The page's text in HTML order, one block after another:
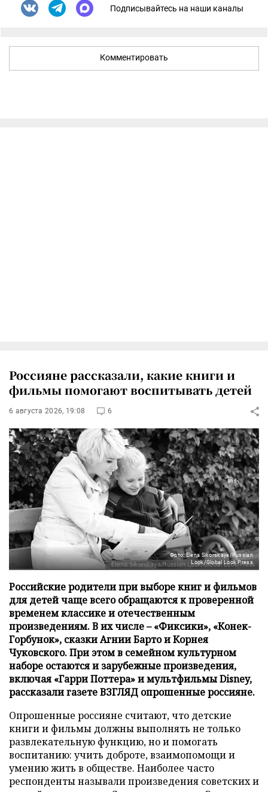
Подписывайтесь на наши каналы
Комментировать
Россияне рассказали, какие книги и
фильмы помогают воспитывать детей
6 августа 2026, 19:08 6
Фото: Elena Sikorskaya/Russian
Look/Global Look Press
Российские родители при выборе книг и фильмов
для детей чаще всего обращаются к проверенной
временем классике и отечественным
произведениям. В их числе – «Фиксики», «Конек-
Горбунок», сказки Агнии Барто и Корнея
Чуковского. При этом в семейном культурном
наборе остаются и зарубежные произведения,
включая «Гарри Поттера» и мультфильмы Disney,
рассказали газете ВЗГЛЯД опрошенные россияне.
Опрошенные россияне считают, что детские
книги и фильмы должны выполнять не только
развлекательную функцию, но и помогать
воспитанию: учить доброте, взаимопомощи и
умению жить в обществе. Наиболее часто
респонденты называли произведения советских и